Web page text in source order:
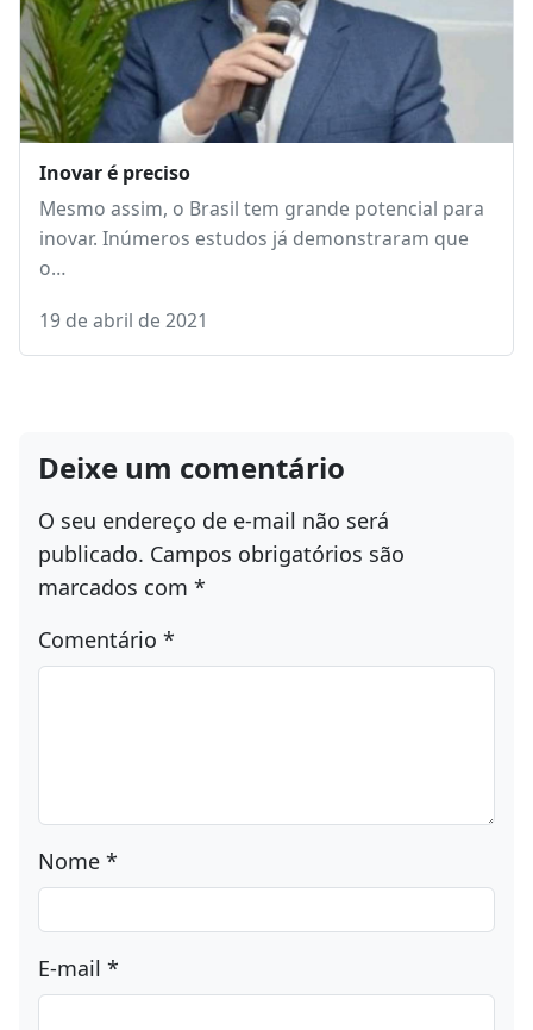
Inovar é preciso
Mesmo assim, o Brasil tem grande potencial para
inovar. Inúmeros estudos já demonstraram que
o…
19 de abril de 2021
Deixe um comentário
O seu endereço de e-mail não será
publicado. Campos obrigatórios são
marcados com *
Comentário *
Nome *
E-mail *